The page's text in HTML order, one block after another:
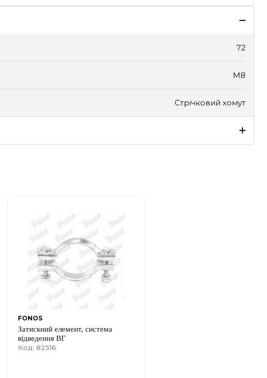
72
M8
Стрічковий хомут
FONOS
Затискний елемент, система
відведення ВГ
Код: 82516